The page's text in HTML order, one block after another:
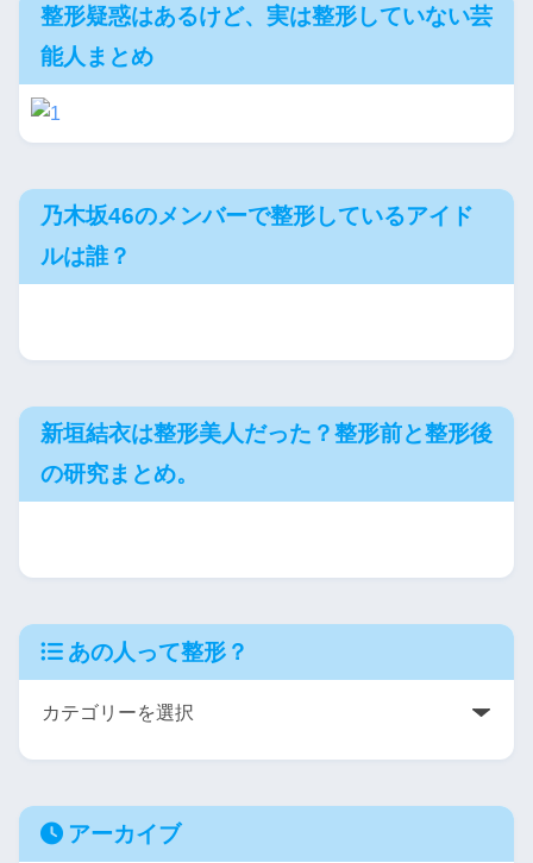
整形疑惑はあるけど、実は整形していない芸
能人まとめ
乃木坂46のメンバーで整形しているアイド
ルは誰？
新垣結衣は整形美人だった？整形前と整形後
の研究まとめ。
あの人って整形？
アーカイブ